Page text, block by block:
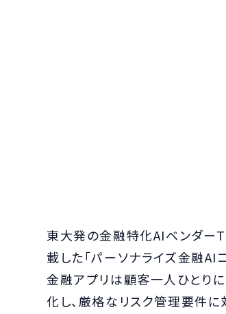
東大発の金融特化AIベンダー
載した「パーソナライズ金融AI
金融アプリは顧客一人ひとり
化し、厳格なリスク管理要件